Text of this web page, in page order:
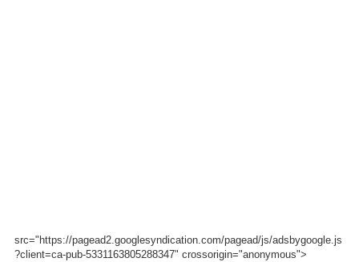
src="https://pagead2.googlesyndication.com/pagead/js/adsbygoogle.js
?client=ca-pub-5331163805288347" crossorigin="anonymous">